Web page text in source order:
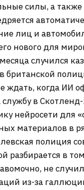
силы, а также
лиц и
нового для
случился
британской
ждать, когда ИИ
службу в
нейросети для
материалов в
полиция
разбирается в
не
из-за